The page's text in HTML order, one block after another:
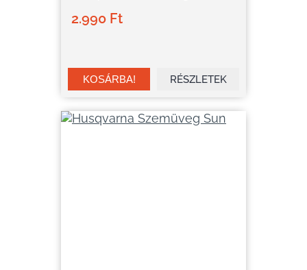
2.990 Ft
RÉSZLETEK